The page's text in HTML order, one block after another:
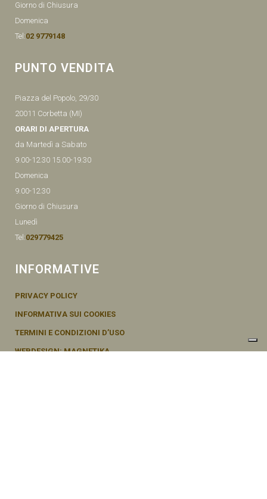
Giorno di Chiusura
Domenica
Tel:02 9779148
PUNTO VENDITA
Piazza del Popolo, 29/30
20011 Corbetta (MI)
ORARI DI APERTURA
da Martedì a Sabato
9.00-12.30 15.00-19.30
Domenica
9.00-12.30
Giorno di Chiusura
Lunedì
Tel:029779425
INFORMATIVE
PRIVACY POLICY
INFORMATIVA SUI COOKIES
TERMINI E CONDIZIONI D’USO
WEBDESIGN: MAGNETIKA